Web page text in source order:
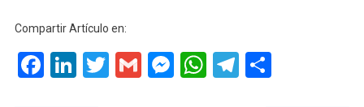
Compartir Artículo en:
Facebook
LinkedIn
Twitter
GmailMessenger
WhatsApp
Telegram